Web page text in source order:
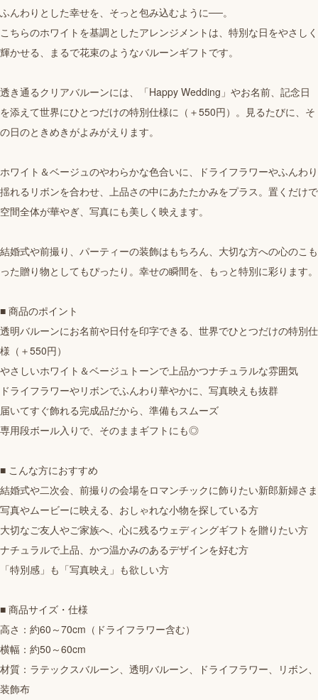
ふんわりとした幸せを、そっと包み込むように──。
こちらのホワイトを基調としたアレンジメントは、特別な日をやさしく
輝かせる、まるで花束のようなバルーンギフトです。
透き通るクリアバルーンには、「Happy Wedding」やお名前、記念日
を添えて世界にひとつだけの特別仕様に（＋550円）。見るたびに、そ
の日のときめきがよみがえります。
ホワイト＆ベージュのやわらかな色合いに、ドライフラワーやふんわり
揺れるリボンを合わせ、上品さの中にあたたかみをプラス。置くだけで
空間全体が華やぎ、写真にも美しく映えます。
結婚式や前撮り、パーティーの装飾はもちろん、大切な方への心のこも
った贈り物としてもぴったり。幸せの瞬間を、もっと特別に彩ります。
■ 商品のポイント
透明バルーンにお名前や日付を印字できる、世界でひとつだけの特別仕
様（＋550円）
やさしいホワイト＆ベージュトーンで上品かつナチュラルな雰囲気
ドライフラワーやリボンでふんわり華やかに、写真映えも抜群
届いてすぐ飾れる完成品だから、準備もスムーズ
専用段ボール入りで、そのままギフトにも◎
■ こんな方におすすめ
結婚式や二次会、前撮りの会場をロマンチックに飾りたい新郎新婦さま
写真やムービーに映える、おしゃれな小物を探している方
大切なご友人やご家族へ、心に残るウェディングギフトを贈りたい方
ナチュラルで上品、かつ温かみのあるデザインを好む方
「特別感」も「写真映え」も欲しい方
■ 商品サイズ・仕様
高さ：約60～70cm（ドライフラワー含む）
横幅：約50～60cm
材質：ラテックスバルーン、透明バルーン、ドライフラワー、リボン、
装飾布